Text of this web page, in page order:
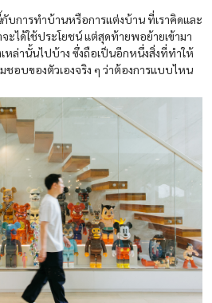
บการทำบ้านหรือการแต่งบ้าน ที่เราคิดและ
ะได้ใช้ประโยชน์ แต่สุดท้ายพอย้ายเข้ามา
หล่านั้นไปบ้าง ซึ่งถือเป็นอีกหนึ่งสิ่งที่ทำให้
ชอบของตัวเองจริง ๆ ว่าต้องการแบบไหน